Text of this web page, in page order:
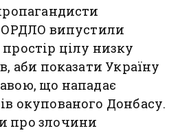
ОРДЛО випустили
цілу низку
аби показати Україну
що нападає
окупованого Донбасу.
про злочини